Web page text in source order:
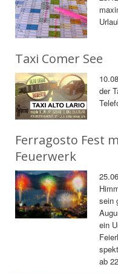
Taxi Comer See
der
Ferragosto Fest
Feuerwerk
sein
ein
ab